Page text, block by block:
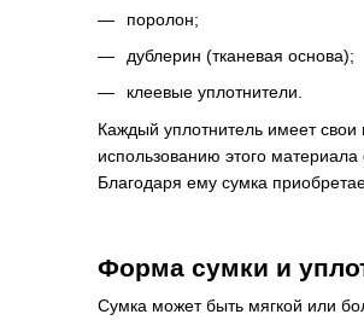
поролон;
дублерин (тканевая основа);
клеевые уплотнители.
Каждый уплотнитель имеет свои
использованию этого
Благодаря ему сумка
Форма сумки и
Сумка может быть мягкой или